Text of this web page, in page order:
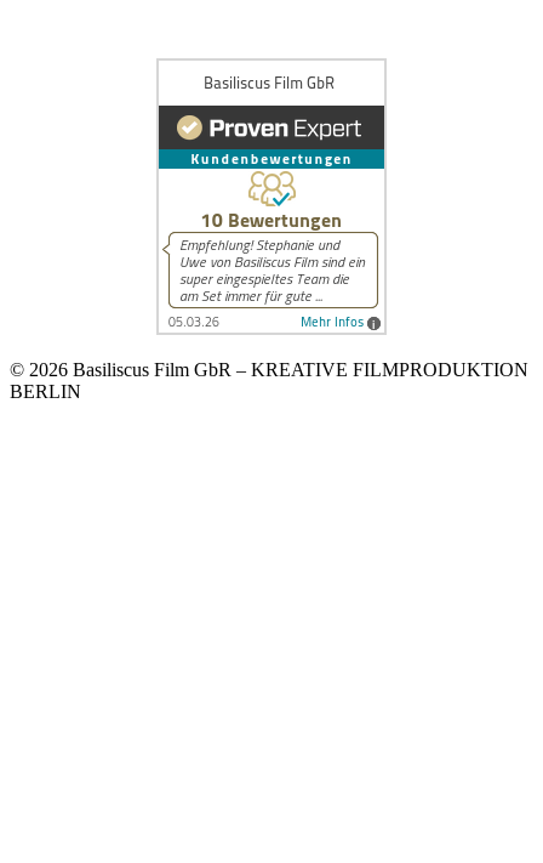
© 2026 Basiliscus Film GbR – KREATIVE FILMPRODUKTION
BERLIN